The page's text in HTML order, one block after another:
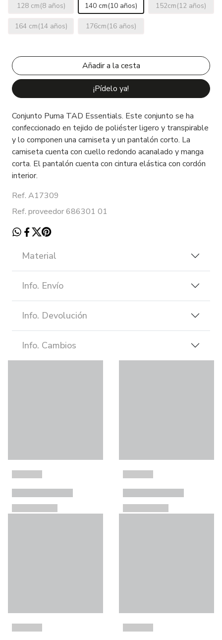
128 cm(8 años) 140 cm(10 años) 152cm(12 años)
164 cm(14 años) 176cm(16 años)
¡Pídelo ya!
Conjunto Puma TAD Essentials. Este conjunto se ha
confeccionado en tejido de poliéster ligero y transpirable
y lo componen una camiseta y un pantalón corto. La
camiseta cuenta con cuello redondo acanalado y manga
corta. El pantalón cuenta con cintura elástica con cordón
interior.
Ref. A17309
Ref. proveedor 686301 01
Material
Info. Envío
Info. Devolución
Info. Cambios